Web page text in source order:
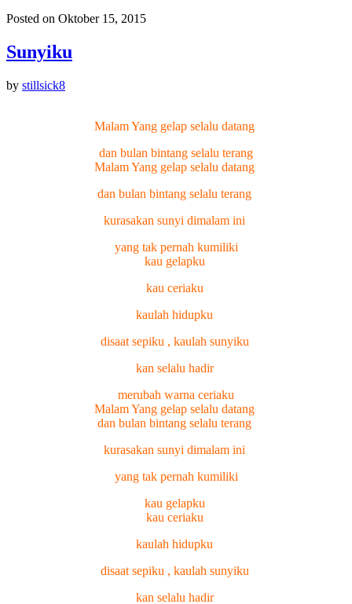
Posted on Oktober 15, 2015
Sunyiku
by stillsick8
Malam Yang gelap selalu datang
dan bulan bintang selalu terang
Malam Yang gelap selalu datang
dan bulan bintang selalu terang
kurasakan sunyi dimalam ini
yang tak pernah kumiliki
kau gelapku
kau ceriaku
kaulah hidupku
disaat sepiku , kaulah sunyiku
kan selalu hadir
merubah warna ceriaku
Malam Yang gelap selalu datang
dan bulan bintang selalu terang
kurasakan sunyi dimalam ini
yang tak pernah kumiliki
kau gelapku
kau ceriaku
kaulah hidupku
disaat sepiku , kaulah sunyiku
kan selalu hadir